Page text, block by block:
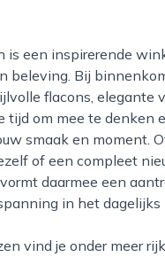
beleving. Bij
flacons, elegante
tijd om mee te denken
smaak en moment.
of een compleet
daarmee een
in het dagelijks